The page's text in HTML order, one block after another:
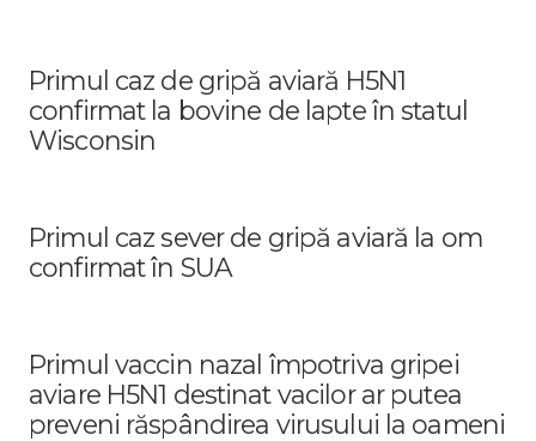
Primul caz de gripă aviară H5N1
confirmat la bovine de lapte în statul
Wisconsin
Primul caz sever de gripă aviară la om
confirmat în SUA
Primul vaccin nazal împotriva gripei
aviare H5N1 destinat vacilor ar putea
preveni răspândirea virusului la oameni